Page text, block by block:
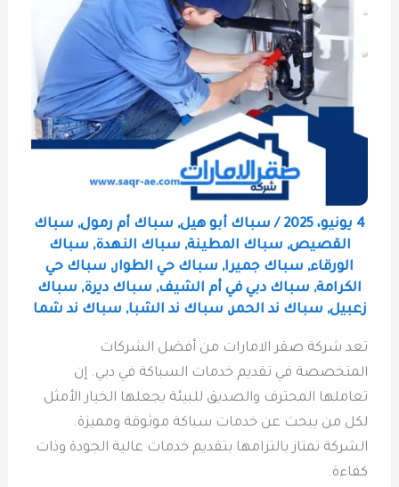
4 يونيو، 2025 / سباك أبو هيل, سباك أم رمول, سباك
القصيص, سباك المطينة, سباك النهدة, سباك
الورقاء, سباك جميرا, سباك حي الطوار, سباك حي
الكرامة, سباك دبي في أم الشيف, سباك ديرة, سباك
زعبيل, سباك ند الحمر, سباك ند الشبا, سباك ند شما
تعد شركة صقر الامارات من أفضل الشركات
المتخصصة في تقديم خدمات السباكة في دبي. إن
تعاملها المحترف والصديق للبيئة يجعلها الخيار الأمثل
لكل من يبحث عن خدمات سباكة موثوقة ومميزة.
الشركة تمتاز بالتزامها بتقديم خدمات عالية الجودة وذات
كفاءة.